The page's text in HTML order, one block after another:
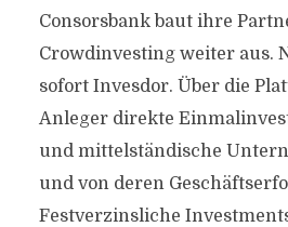
Consorsbank baut ihre
Crowdinvesting weiter aus.
sofort Invesdor. Über die
Anleger direkte
und mittelständische
und von deren
Festverzinsliche